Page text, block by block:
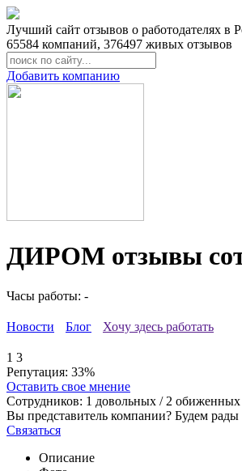
Лучший сайт отзывов о работодателях в
65584 компаний, 376497 живых отзывов
Добавить компанию
ДИРОМ отзывы
Часы работы: -
Новости Блог Хочу здесь работать
1 3
Репутация: 33%
Оставить свое мнение
Сотрудников: 1 довольных / 2 обиженных
Вы представитель компании? Будем рады
Связаться
Описание